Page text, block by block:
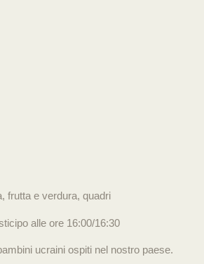
frutta e verdura, quadri
alle ore 16:00/16:30
ucraini ospiti nel nostro paese.